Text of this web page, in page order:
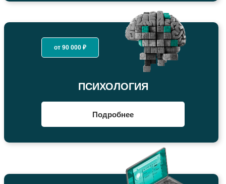
от 90 000 ₽
ПСИХОЛОГИЯ
Подробнее